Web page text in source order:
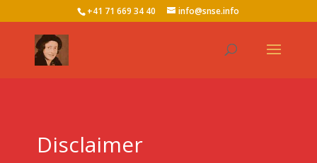
+41 71 669 34 40 info@snse.info
Disclaimer